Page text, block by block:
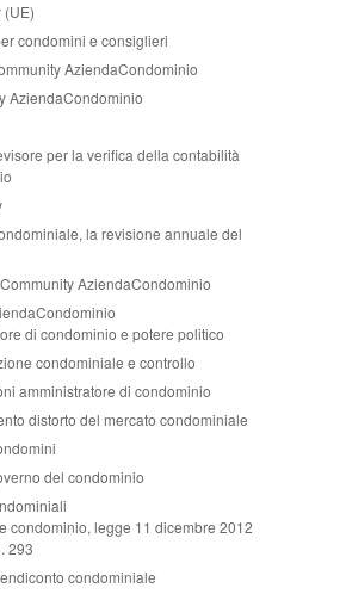
condomini e consiglieri
AziendaCondominio
AziendaCondominio
per la verifica della contabilità
la revisione annuale del
AziendaCondominio
di condominio e potere politico
condominiale e controllo
amministratore di condominio
distorto del mercato condominiale
del condominio
condominio, legge 11 dicembre 2012
293
condominiale